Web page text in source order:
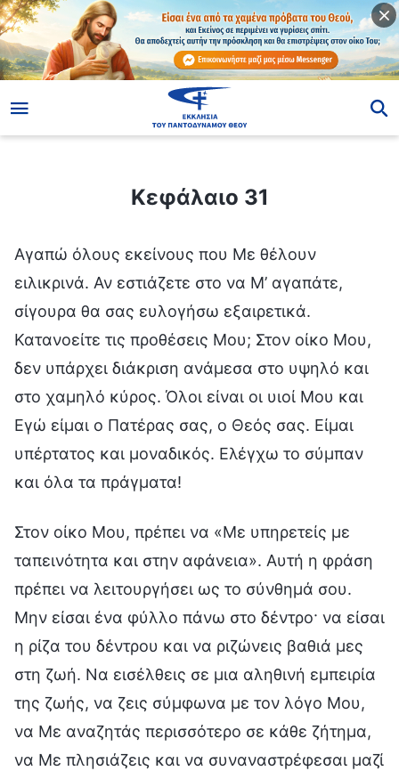
Κεφάλαιο 31
Αγαπώ όλους εκείνους που Με θέλουν
ειλικρινά. Αν εστιάζετε στο να Μ’ αγαπάτε,
σίγουρα θα σας ευλογήσω εξαιρετικά.
Κατανοείτε τις προθέσεις Μου; Στον οίκο Μου,
δεν υπάρχει διάκριση ανάμεσα στο υψηλό και
στο χαμηλό κύρος. Όλοι είναι οι υιοί Μου και
Εγώ είμαι ο Πατέρας σας, ο Θεός σας. Είμαι
υπέρτατος και μοναδικός. Ελέγχω το σύμπαν
και όλα τα πράγματα!
Στον οίκο Μου, πρέπει να «Με υπηρετείς με
ταπεινότητα και στην αφάνεια». Αυτή η φράση
πρέπει να λειτουργήσει ως το σύνθημά σου.
Μην είσαι ένα φύλλο πάνω στο δέντρο· να είσαι
η ρίζα του δέντρου και να ριζώνεις βαθιά μες
στη ζωή. Να εισέλθεις σε μια αληθινή εμπειρία
της ζωής, να ζεις σύμφωνα με τον λόγο Μου,
να Με αναζητάς περισσότερο σε κάθε ζήτημα,
να Με πλησιάζεις και να συναναστρέφεσαι μαζί